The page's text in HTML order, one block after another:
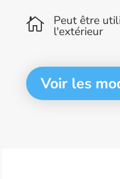
 Peut être
l'extérieur
Voir les